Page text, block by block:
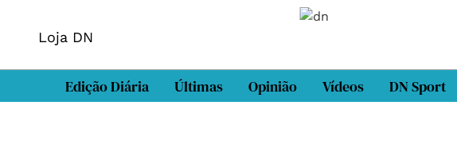
Loja DN
Edição Diária Últimas Opinião Vídeos DN Sport